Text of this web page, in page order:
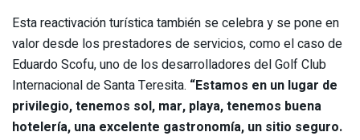
Esta reactivación turística también se celebra y se pone en
valor desde los prestadores de servicios, como el caso de
Eduardo Scofu, uno de los desarrolladores del Golf Club
Internacional de Santa Teresita. “Estamos en un lugar de
privilegio, tenemos sol, mar, playa, tenemos buena
hotelería, una excelente gastronomía, un sitio seguro.